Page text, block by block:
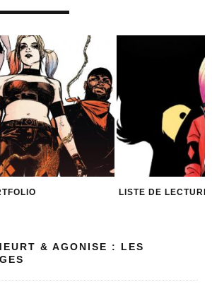
LISTE DE
& AGONISE : LES